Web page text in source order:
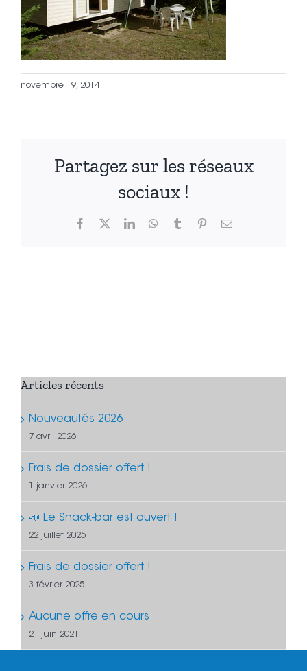
novembre 19, 2014
Partagez sur les réseaux
sociaux !
Facebook LinkedInWhatsApp
Tumblr PinterestEmail
Articles récents
Nouveautés 2026
7 avril 2026
Frais de dossier offert !
1 janvier 2026
📣 Le Snack-bar est ouvert !
22 juillet 2025
Frais de dossier offert !
3 février 2025
Aucune offre en cours
21 juin 2021